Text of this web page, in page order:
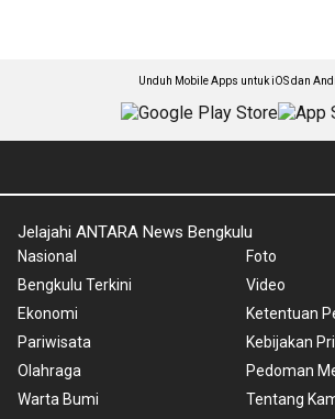
Unduh Mobile Apps untuk iOS dan
Jelajahi ANTARA News Bengkulu
Nasional
Bengkulu Terkini
Ekonomi
Pariwisata
Olahraga
Warta Bumi
Foto
Video
Ketentuan
Kebijakan
Pedoman
Tentang